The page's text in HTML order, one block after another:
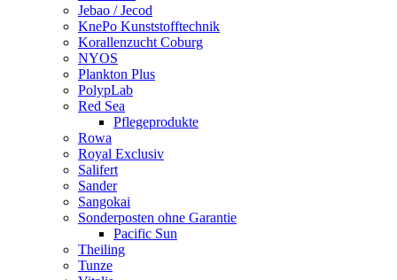
Jebao / Jecod
KnePo Kunststofftechnik
Korallenzucht Coburg
NYOS
Plankton Plus
PolypLab
Red Sea
Pflegeprodukte
Rowa
Royal Exclusiv
Salifert
Sander
Sangokai
Sonderposten ohne Garantie
Pacific Sun
Theiling
Tunze